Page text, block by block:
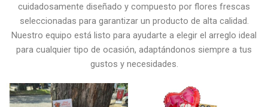
cuidadosamente diseñado y compuesto por flores frescas
seleccionadas para garantizar un producto de alta calidad.
Nuestro equipo está listo para ayudarte a elegir el arreglo ideal
para cualquier tipo de ocasión, adaptándonos siempre a tus
gustos y necesidades.